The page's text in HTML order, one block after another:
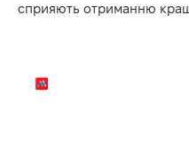
сприяють отриманню